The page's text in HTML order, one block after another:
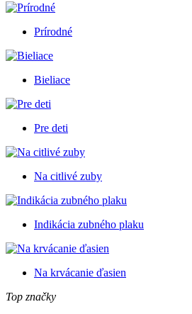
Prírodné
Bieliace
Pre deti
Na citlivé zuby
Indikácia zubného plaku
Na krvácanie ďasien
Top značky